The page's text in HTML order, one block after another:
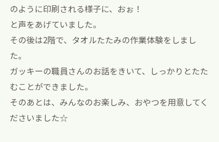
のように印刷される様子に、おぉ！
と声をあげていました。
その後は2階で、タオルたたみの作業体験をしまし
た。
ガッキーの職員さんのお話をきいて、しっかりとたた
むことができました。
そのあとは、みんなのお楽しみ、おやつを用意してく
ださいました☆